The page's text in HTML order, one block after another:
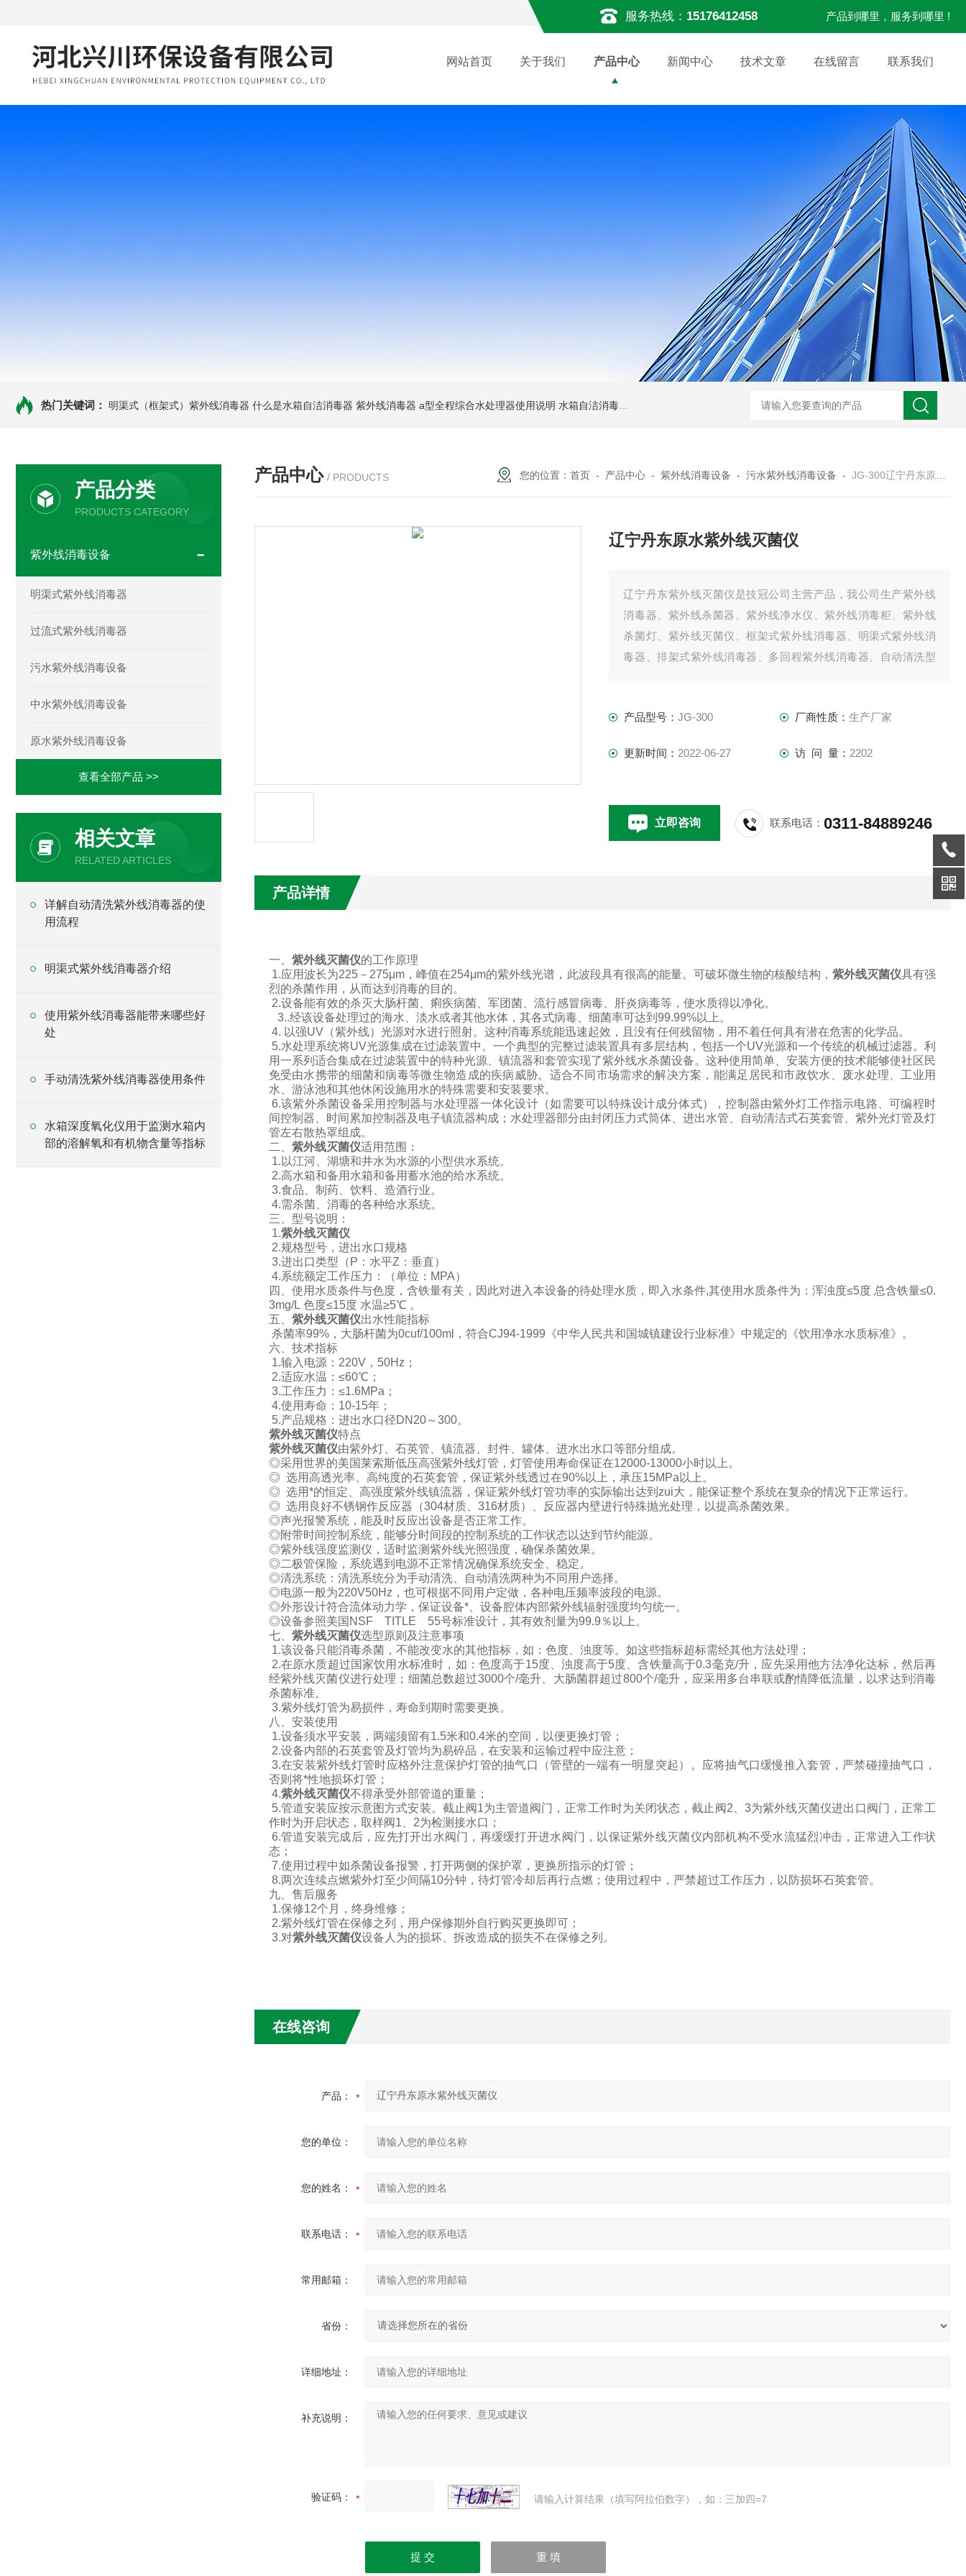
服务热线： 15176412458 产品到哪里，服务到哪里 !
网站首页 关于我们 产品中心 新闻中心 技术文章 在线留言 联系我们
热门关键词： 明渠式（框架式）紫外线消毒器 什么是水箱自洁消毒器 紫外线消毒器 a型全程综合水处理器使用说明 水箱自洁消毒器 a型全程综合水处理器应用范围 水箱自洁消毒器 a型全程综合水处理器安装
产品分类
PRODUCTS CATEGORY
紫外线消毒设备
明渠式紫外线消毒器
过流式紫外线消毒器
污水紫外线消毒设备
中水紫外线消毒设备
原水紫外线消毒设备
查看全部产品 >>
相关文章
RELATED ARTICLES
详解自动清洗紫外线消毒器的使
用流程
明渠式紫外线消毒器介绍
使用紫外线消毒器能带来哪些好
处
手动清洗紫外线消毒器使用条件
水箱深度氧化仪用于监测水箱内
部的溶解氧和有机物含量等指标
产品中心 / PRODUCTS 您的位置：首页 - 产品中心 -紫外线消毒设备 -污水紫外线消毒设备 -JG-300辽宁丹东原水紫外线灭菌仪
辽宁丹东原水紫外线灭菌仪
辽宁丹东紫外线灭菌仪是技冠公司主营产品，我公司生产紫外线
消毒器、紫外线杀菌器、紫外线净水仪、紫外线消毒柜、紫外线
杀菌灯、紫外线灭菌仪、框架式紫外线消毒器、明渠式紫外线消
毒器、排架式紫外线消毒器、多回程紫外线消毒器、自动清洗型
产品型号：JG-300 厂商性质： 生产厂家
更新时间： 2022-06-27 访 问 量： 2202
立即咨询 联系电话：0311-84889246
产品详情
一、 紫外线灭菌仪的工作原理
1.应用波长为225－ 275μm，峰值在254μm的紫外线光谱，此波段具有很高的能量。可破坏微生物的核酸结构， 紫外线灭菌仪具有强
烈的杀菌作用，从而达到消毒的目的。
2.设备能有效的杀灭大肠杆菌、痢疾病菌、军团菌、流行感冒病毒、肝炎病毒等，使水质得以净化。
3..经该设备处理过的海水、淡水或者其他水体，其各式病毒、细菌率可达到 99.99%以上。
4. 以强UV（紫外线）光源对水进行照射。这种消毒系统能迅速起效，且没有任何残留物，用不着任何具有潜在危害的化学品。
5.水处理系统将UV光源集成在过滤装置中。一个典型的完整过滤装置具有多层结构，包括一个UV光源和一个传统的机械过滤器。利
用一系列适合集成在过滤装置中的特种光源、镇流器和套管实现了紫外线水杀菌设备。这种使用简单、安装方便的技术能够使社区民
免受由水携带的细菌和病毒等微生物造成的疾病威胁。适合不同市场需求的解决方案，能满足居民和市政饮水、废水处理、工业用
水、游泳池和其他休闲设施用水的特殊需要和安装要求。
6.该紫外杀菌设备采用控制器与水处理器一体化设计（如需要可以特殊设计成分体式），控制器由紫外灯工作指示电路、可编程时
间控制器、时间累加控制器及电子镇流器构成；水处理器部分由封闭压力式筒体、进出水管、自动清洁式石英套管、紫外光灯管及灯
管左右散热罩组成。
二、 紫外线灭菌仪适用范围：
1. 以江河、湖塘和井水为水源的小型供水系统。
2.高水箱和备用水箱和备用蓄水池的给水系统。
3.食品、制药、饮料、造酒行业。
4.需杀菌、消毒的各种给水系统。
三、型号说明：
1.紫外线灭菌仪
2.规格型号，进出水口规格
3.进出口类型（ P ：水平Z ：垂直）
4.系统额定工作压力：（单位： MPA）
四、使用水质条件与色度，含铁量有关，因此对进入本设备的待处理水质，即入水条件,其使用水质条件为：浑浊度≤5度 总含铁量≤0.
3mg/L 色度≤15度 水温≥5℃ 。
五、 紫外线灭菌仪出水性能指标
杀菌率99%，大肠杆菌为0cuf/100ml ，符合CJ94-1999 《中华人民共和国城镇建设行业标准》中规定的《饮用净水水质标准》。
六、技术指标
1.输入电源： 220V， 50Hz ；
2.适应水温： ≤60℃ ；
3.工作压力： ≤1.6MPa ；
4.使用寿命： 10-15年；
5.产品规格：进出水口径DN20～300。
紫外线灭菌仪特点
紫外线灭菌仪由紫外灯、石英管、镇流器、封件、罐体、进水出水口等部分组成。
◎采用世界的美国莱索斯低压高强紫外线灯管，灯管使用寿命保证在12000-13000小时以上。
◎ 选用高透光率、高纯度的石英套管，保证紫外线透过在90%以上，承压15MPa以上。
◎ 选用*的恒定、高强度紫外线镇流器，保证紫外线灯管功率的实际输出达到zui大，能保证整个系统在复杂的情况下正常运行。
◎ 选用良好不锈钢作反应器（304材质、316材质）、反应器内壁进行特殊抛光处理，以提高杀菌效果。
◎声光报警系统，能及时反应出设备是否正常工作。
◎附带时间控制系统，能够分时间段的控制系统的工作状态以达到节约能源。
◎紫外线强度监测仪，适时监测紫外线光照强度，确保杀菌效果。
◎二极管保险，系统遇到电源不正常情况确保系统安全、稳定。
◎清洗系统：清洗系统分为手动清洗、自动清洗两种为不同用户选择。
◎电源一般为220V50Hz，也可根据不同用户定做，各种电压频率波段的电源。
◎外形设计符合流体动力学，保证设备*、设备腔体内部紫外线辐射强度均匀统一。
◎设备参照美国NSF TITLE 55号标准设计，其有效剂量为99.9％以上。
七、 紫外线灭菌仪选型原则及注意事项
1.该设备只能消毒杀菌，不能改变水的其他指标，如：色度、浊度等。如这些指标超标需经其他方法处理；
2.在原水质超过国家饮用水标准时，如：色度高于15度、浊度高于5度、含铁量高于0.3毫克/升，应先采用他方法净化达标，然后再
经紫外线灭菌仪进行处理；细菌总数超过3000个/毫升、大肠菌群超过800个/毫升，应采用多台串联或酌情降低流量，以求达到消毒
杀菌标准。
3.紫外线灯管为易损件，寿命到期时需要更换。
八、安装使用
1.设备须水平安装，两端须留有1.5米和0.4米的空间，以便更换灯管；
2.设备内部的石英套管及灯管均为易碎品，在安装和运输过程中应注意；
3.在安装紫外线灯管时应格外注意保护灯管的抽气口（管壁的一端有一明显突起）。应将抽气口缓慢推入套管，严禁碰撞抽气口，
否则将*性地损坏灯管；
4.紫外线灭菌仪不得承受外部管道的重量；
5.管道安装应按示意图方式安装。截止阀1为主管道阀门，正常工作时为关闭状态，截止阀2 3为紫外线灭菌仪进出口阀门，正常工
作时为开启状态，取样阀1 2为检测接水口；
6.管道安装完成后，应先打开出水阀门，再缓缓打开进水阀门，以保证紫外线灭菌仪内部机构不受水流猛烈冲击，正常进入工作状
态；
7.使用过程中如杀菌设备报警，打开两侧的保护罩，更换所指示的灯管；
8.两次连续点燃紫外灯至少间隔10分钟，待灯管冷却后再行点燃；使用过程中，严禁超过工作压力，以防损坏石英套管。
九、售后服务
1.保修12个月，终身维修；
2.紫外线灯管在保修之列，用户保修期外自行购买更换即可；
3.对紫外线灭菌仪设备人为的损坏、拆改造成的损失不在保修之列。
在线咨询
产品：
您的单位：
您的姓名：
联系电话：
常用邮箱：
省份：
详细地址：
补充说明：
验证码： 请输入计算结果（填写阿拉伯数字），如：三加四=7